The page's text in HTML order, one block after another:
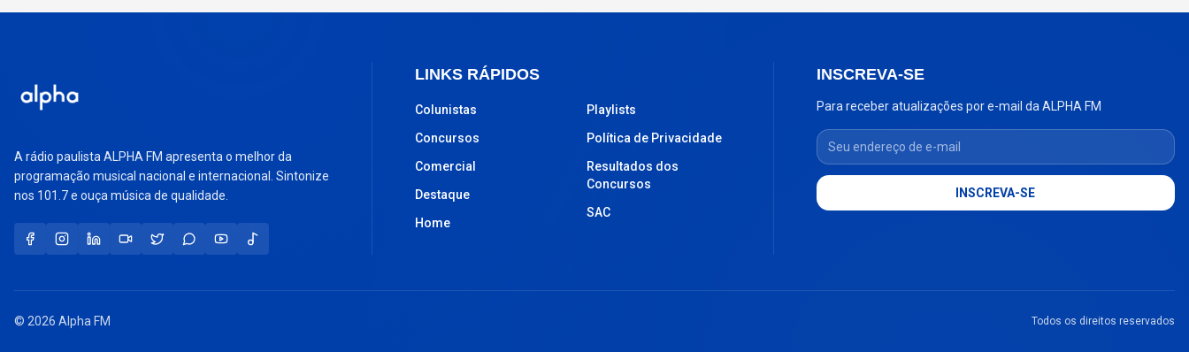
A rádio paulista ALPHA FM apresenta o melhor da
programação musical nacional e internacional. Sintonize
nos 101.7 e ouça música de qualidade.
LINKS RÁPIDOS
Colunistas
Concursos
Comercial
Destaque
Home
Playlists
Política de Privacidade
Resultados dos
Concursos
SAC
INSCREVA-SE
Para receber atualizações por e-mail da ALPHA FM
Seu endereço de e-mail
INSCREVA-SE
© 2026 Alpha FM Todos os direitos reservados